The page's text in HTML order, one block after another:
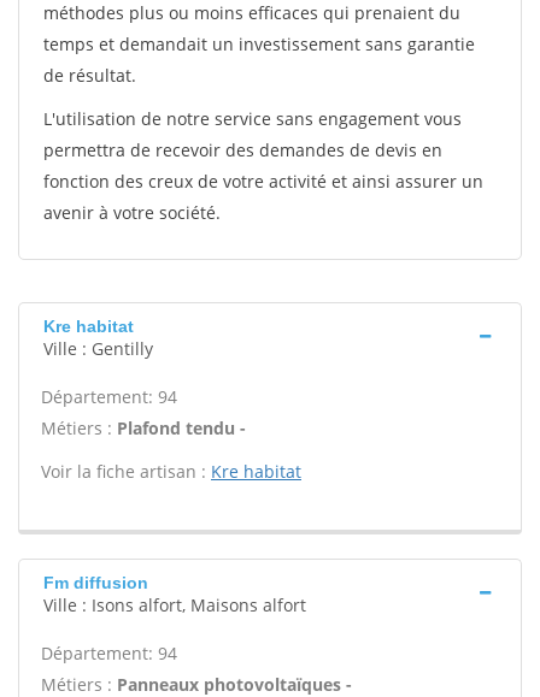
méthodes plus ou moins efficaces qui prenaient du
temps et demandait un investissement sans garantie
de résultat.
L'utilisation de notre service sans engagement vous
permettra de recevoir des demandes de devis en
fonction des creux de votre activité et ainsi assurer un
avenir à votre société.
Kre habitat
Ville : Gentilly
Département: 94
Métiers : Plafond tendu -
Voir la fiche artisan : Kre habitat
Fm diffusion
Ville : Isons alfort, Maisons alfort
Département: 94
Métiers : Panneaux photovoltaïques -